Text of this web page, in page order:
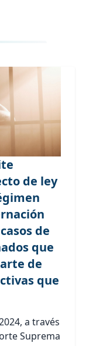
de ley
de
que
de
que
a través
Suprema